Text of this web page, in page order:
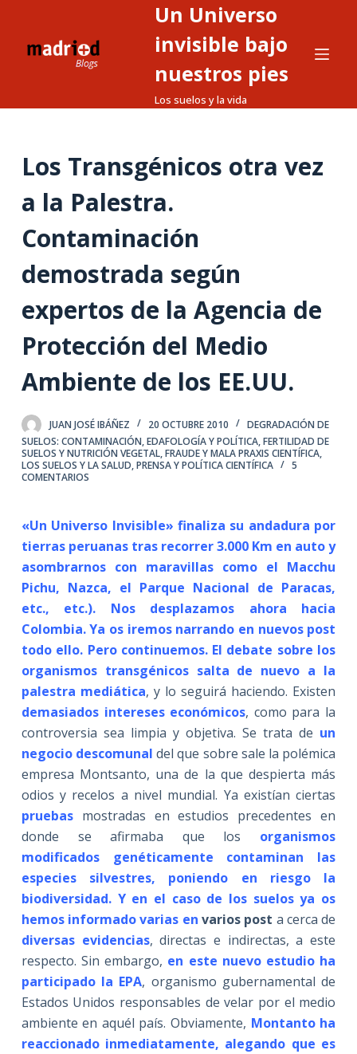
o
Un Universo
invisible bajo
nuestros pies
Los suelos y la vida
Los Transgénicos otra vez
a la Palestra.
Contaminación
demostrada según
expertos de la Agencia de
Protección del Medio
Ambiente de los EE.UU.
JUAN JOSÉ IBÁÑEZ 20 OCTUBRE 2010
DEGRADACIÓN DE
SUELOS: CONTAMINACIÓN,EDAFOLOGÍA Y POLÍTICA,FERTILIDAD DE
SUELOS Y NUTRICIÓN VEGETAL,FRAUDE Y MALA PRAXIS CIENTÍFICA,
LOS SUELOS Y LA SALUD,PRENSA Y POLÍTICA CIENTÍFICA
5
COMENTARIOS
«Un Universo Invisible» finaliza su andadura por
tierras peruanas tras recorrer 3.000 Km en auto y
asombrarnos con maravillas como el Macchu
Pichu, Nazca, el Parque Nacional de Paracas,
etc., etc.). Nos desplazamos ahora hacia
Colombia. Ya os iremos narrando en nuevos post
todo ello. Pero continuemos. El debate sobre los
organismos transgénicos salta de nuevo a la
palestra mediática, y lo seguirá haciendo. Existen
demasiados intereses económicos, como para la
controversia sea limpia y objetiva. Se trata de un
negocio descomunal del que sobre sale la polémica
empresa Montsanto, una de la que despierta más
odios y recelos a nivel mundial. Ya existían ciertas
pruebasmostradas en estudios precedentes en
donde se afirmaba que los organismos
modificados genéticamente contaminan las
especies silvestres, poniendo en riesgo la
biodiversidad. Y en el caso de los suelos ya os
hemos informado varias en varios post a cerca de
diversas evidencias, directas e indirectas, a este
respecto. Sin embargo, en este nuevo estudio ha
participado la EPA, organismo gubernamental de
Estados Unidos responsables de velar por el medio
ambiente en aquél país. Obviamente, Montanto ha
reaccionado inmediatamente, alegando que es